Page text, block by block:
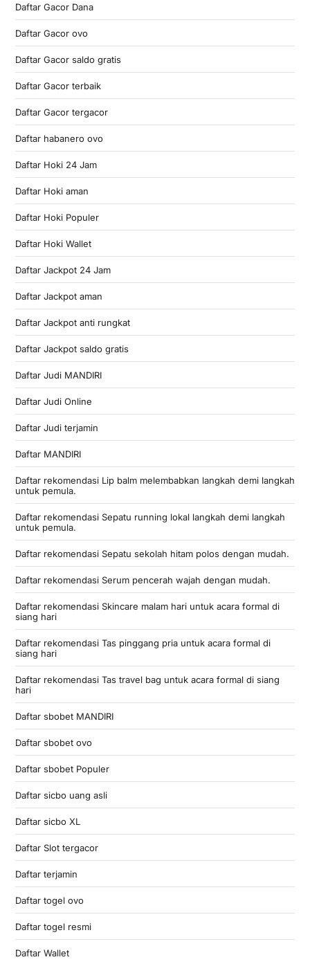
Daftar Gacor Dana
Daftar Gacor ovo
Daftar Gacor saldo gratis
Daftar Gacor terbaik
Daftar Gacor tergacor
Daftar habanero ovo
Daftar Hoki 24 Jam
Daftar Hoki aman
Daftar Hoki Populer
Daftar Hoki Wallet
Daftar Jackpot 24 Jam
Daftar Jackpot aman
Daftar Jackpot anti rungkat
Daftar Jackpot saldo gratis
Daftar Judi MANDIRI
Daftar Judi Online
Daftar Judi terjamin
Daftar MANDIRI
Daftar rekomendasi Lip balm melembabkan langkah demi langkah
untuk pemula.
Daftar rekomendasi Sepatu running lokal langkah demi langkah
untuk pemula.
Daftar rekomendasi Sepatu sekolah hitam polos dengan mudah.
Daftar rekomendasi Serum pencerah wajah dengan mudah.
Daftar rekomendasi Skincare malam hari untuk acara formal di
siang hari
Daftar rekomendasi Tas pinggang pria untuk acara formal di
siang hari
Daftar rekomendasi Tas travel bag untuk acara formal di siang
hari
Daftar sbobet MANDIRI
Daftar sbobet ovo
Daftar sbobet Populer
Daftar sicbo uang asli
Daftar sicbo XL
Daftar Slot tergacor
Daftar terjamin
Daftar togel ovo
Daftar togel resmi
Daftar Wallet